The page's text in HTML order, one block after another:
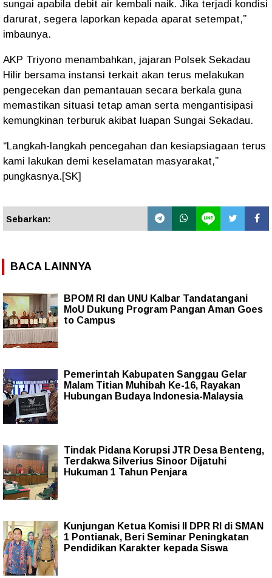
sungai apabila debit air kembali naik. Jika terjadi kondisi
darurat, segera laporkan kepada aparat setempat,”
imbaunya.
AKP Triyono menambahkan, jajaran Polsek Sekadau
Hilir bersama instansi terkait akan terus melakukan
pengecekan dan pemantauan secara berkala guna
memastikan situasi tetap aman serta mengantisipasi
kemungkinan terburuk akibat luapan Sungai Sekadau.
“Langkah-langkah pencegahan dan kesiapsiagaan terus
kami lakukan demi keselamatan masyarakat,”
pungkasnya.[SK]
Sebarkan:
BACA LAINNYA
BPOM RI dan UNU Kalbar Tandatangani
MoU Dukung Program Pangan Aman Goes
to Campus
Pemerintah Kabupaten Sanggau Gelar
Malam Titian Muhibah Ke-16, Rayakan
Hubungan Budaya Indonesia-Malaysia
Tindak Pidana Korupsi JTR Desa Benteng,
Terdakwa Silverius Sinoor Dijatuhi
Hukuman 1 Tahun Penjara
Kunjungan Ketua Komisi II DPR RI di SMAN
1 Pontianak, Beri Seminar Peningkatan
Pendidikan Karakter kepada Siswa